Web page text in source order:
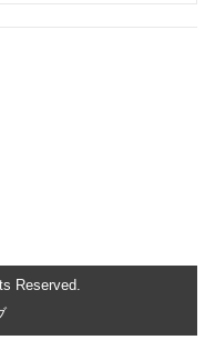
Reserved.